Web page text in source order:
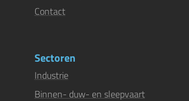
Contact
Sectoren
Industrie
Binnen- duw- en sleepvaart